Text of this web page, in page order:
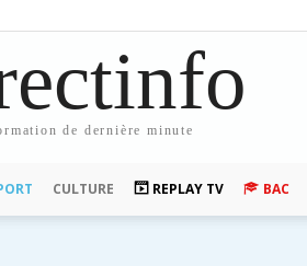
de dernière minute
CULTURE REPLAY TV BAC